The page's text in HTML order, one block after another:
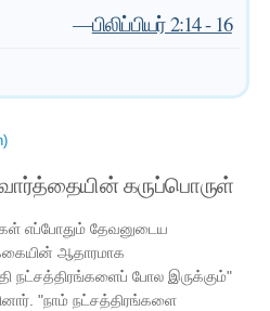
—பிலிப்பியர் 2:14 - 16
கருப்பொருள்
எப்போதும் தேவனுடைய
ஆதாரமாக
நட்சத்திரங்களைப் போல இருக்கும்"
"நாம் நட்சத்திரங்களை